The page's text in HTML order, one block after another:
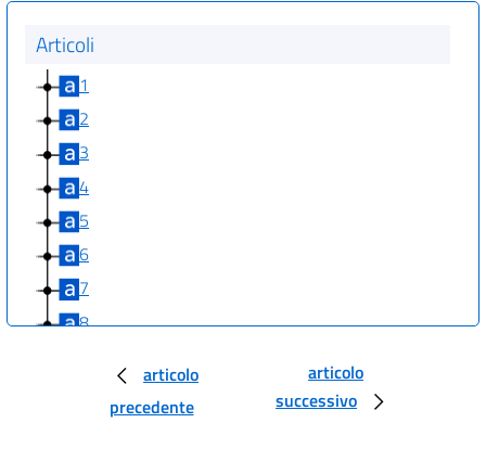
Articoli
1
2
3
4
5
6
7
8
articolo
precedente
articolo
successivo